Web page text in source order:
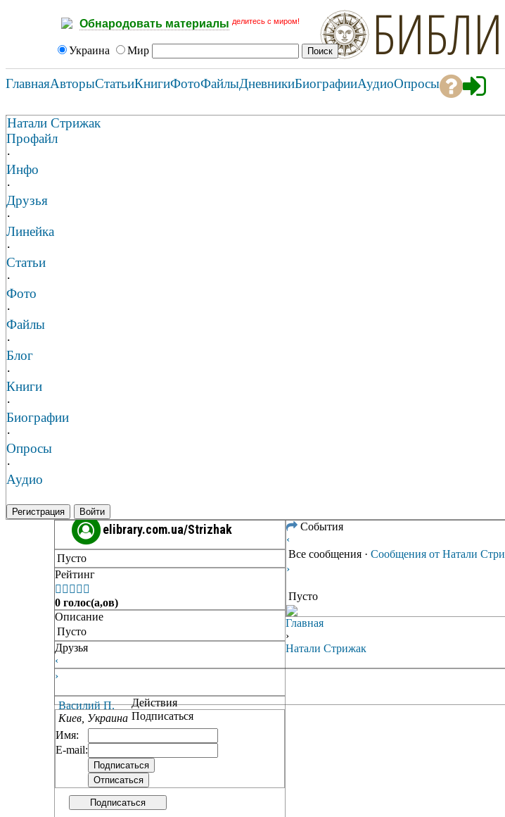
Обнародовать материалы делитесь с миром!
Украина Мир
ГлавнаяАвторыСтатьиКнигиФотоФайлыДневникиБиографииАудиоОпросы
Натали Стрижак
Профайл
·
Инфо
·
Друзья
·
Линейка
·
Статьи
·
Фото
·
Файлы
·
Блог
·
Книги
·
Биографии
·
Опросы
·
Аудио
Регистрация Войти
elibrary.com.ua/Strizhak
Пусто
Рейтинг
    
0 голос(а,ов)
Описание
Пусто
Друзья
‹
›
Василий П.
Киев, Украина
Действия
Подписаться
Имя:
E-mail:
Подписаться
События
‹
Все сообщения · Сообщения от Натали
›
Пусто
Главная
›
Натали Стрижак